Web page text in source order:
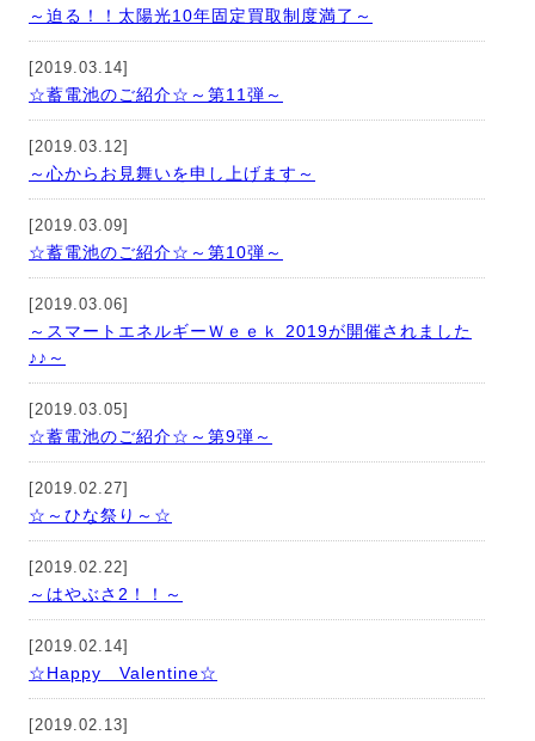
～迫る！！太陽光10年固定買取制度満了～
[2019.03.14]
☆蓄電池のご紹介☆～第11弾～
[2019.03.12]
～心からお見舞いを申し上げます～
[2019.03.09]
☆蓄電池のご紹介☆～第10弾～
[2019.03.06]
～スマートエネルギーＷｅｅｋ 2019が開催されました
♪♪～
[2019.03.05]
☆蓄電池のご紹介☆～第9弾～
[2019.02.27]
☆～ひな祭り～☆
[2019.02.22]
～はやぶさ2！！～
[2019.02.14]
☆Happy Valentine☆
[2019.02.13]